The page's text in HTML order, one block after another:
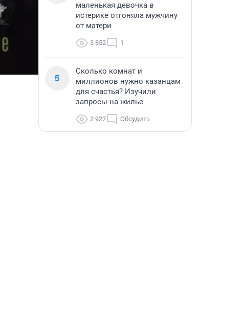
маленькая девочка в
истерике отгоняла мужчину
от матери
3 852 1
5
Сколько комнат и
миллионов нужно казанцам
для счастья? Изучили
запросы на жилье
2 927 Обсудить